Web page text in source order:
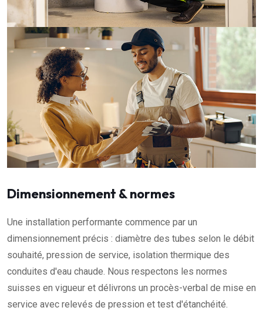
Dimensionnement & normes
Une installation performante commence par un
dimensionnement précis : diamètre des tubes selon le débit
souhaité, pression de service, isolation thermique des
conduites d'eau chaude. Nous respectons les normes
suisses en vigueur et délivrons un procès-verbal de mise en
service avec relevés de pression et test d'étanchéité.